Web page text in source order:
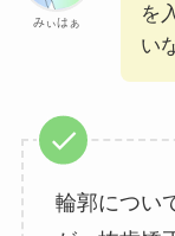
みぃはぁ
を
い
輪郭につい